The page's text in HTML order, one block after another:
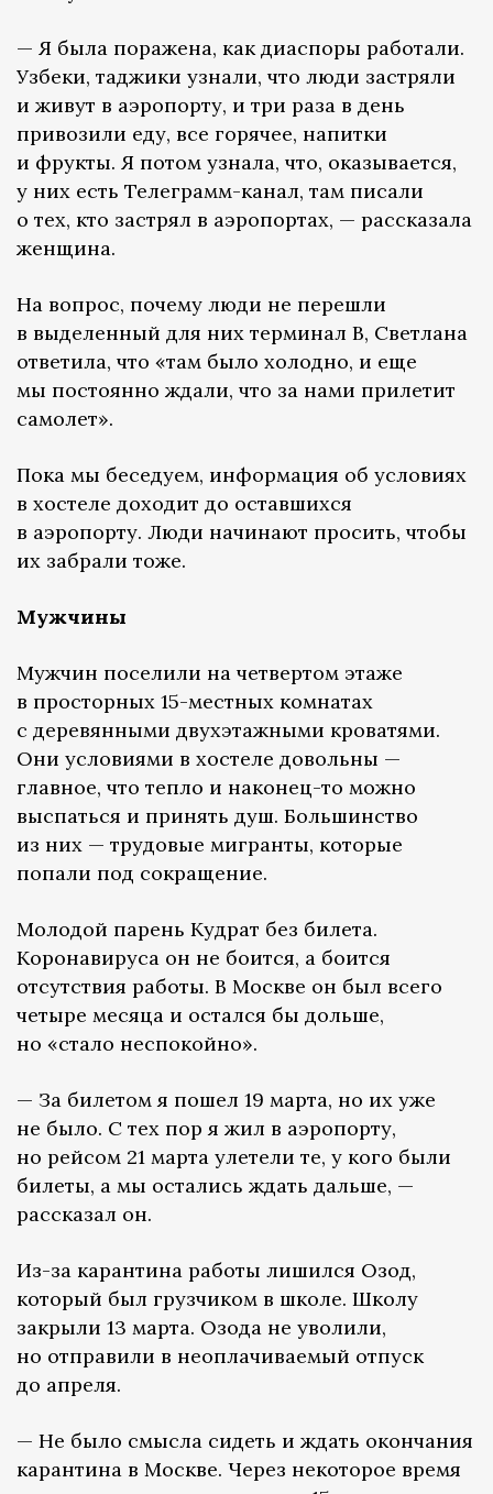
— Я была поражена, как диаспоры работали.
Узбеки, таджики узнали, что люди застряли
и живут в аэропорту, и три раза в день
привозили еду, все горячее, напитки
и фрукты. Я потом узнала, что, оказывается,
у них есть Телеграмм-канал, там писали
о тех, кто застрял в аэропортах, — рассказала
женщина.
На вопрос, почему люди не перешли
в выделенный для них терминал В, Светлана
ответила, что «там было холодно, и еще
мы постоянно ждали, что за нами прилетит
самолет».
Пока мы беседуем, информация об условиях
в хостеле доходит до оставшихся
в аэропорту. Люди начинают просить, чтобы
их забрали тоже.
Мужчины
Мужчин поселили на четвертом этаже
в просторных 15-местных комнатах
с деревянными двухэтажными кроватями.
Они условиями в хостеле довольны —
главное, что тепло и наконец-то можно
выспаться и принять душ. Большинство
из них — трудовые мигранты, которые
попали под сокращение.
Молодой парень Кудрат без билета.
Коронавируса он не боится, а боится
отсутствия работы. В Москве он был всего
четыре месяца и остался бы дольше,
но «стало неспокойно».
— За билетом я пошел 19 марта, но их уже
не было. С тех пор я жил в аэропорту,
но рейсом 21 марта улетели те, у кого были
билеты, а мы остались ждать дальше, —
рассказал он.
Из-за карантина работы лишился Озод,
который был грузчиком в школе. Школу
закрыли 13 марта. Озода не уволили,
но отправили в неоплачиваемый отпуск
до апреля.
— Не было смысла сидеть и ждать окончания
карантина в Москве. Через некоторое время